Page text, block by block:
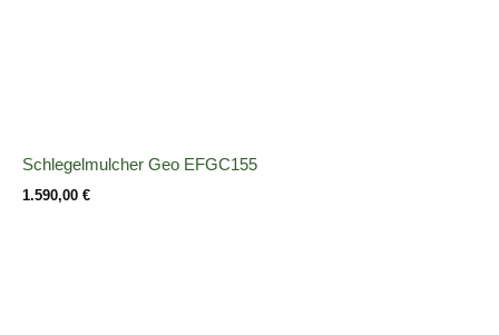
Schlegelmulcher Geo EFGC155
1.590,00 €